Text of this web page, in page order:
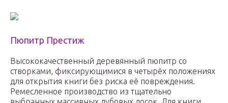
Пюпитр Престиж
Высококачественный деревянный пюпитр со
створками, фиксирующимися в четырёх положениях
для открытия книги без риска её повреждения.
Ремесленное производство из тщательно